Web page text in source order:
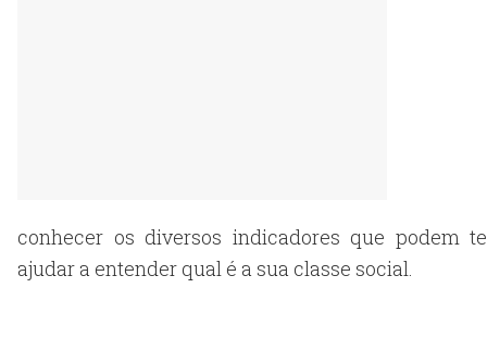
conhecer os diversos indicadores que podem te
ajudar a entender qual é a sua classe social.